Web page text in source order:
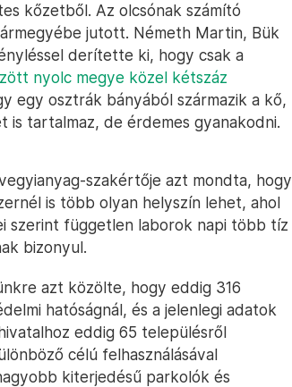
kőzetből. Az olcsónak számító
jutott. Németh Martin, Bük
derítette ki, hogy csak a
nyolc megye közel kétszáz
egy osztrák bányából származik a kő,
is tartalmaz, de érdemes gyanakodni.
szakértője azt mondta, hogy
is több olyan helyszín lehet, ahol
szerint független laborok napi több tíz
bizonyul.
azt közölte, hogy eddig 316
hatóságnál, és a jelenlegi adatok
eddig 65 településről
célú felhasználásával
kiterjedésű parkolók és